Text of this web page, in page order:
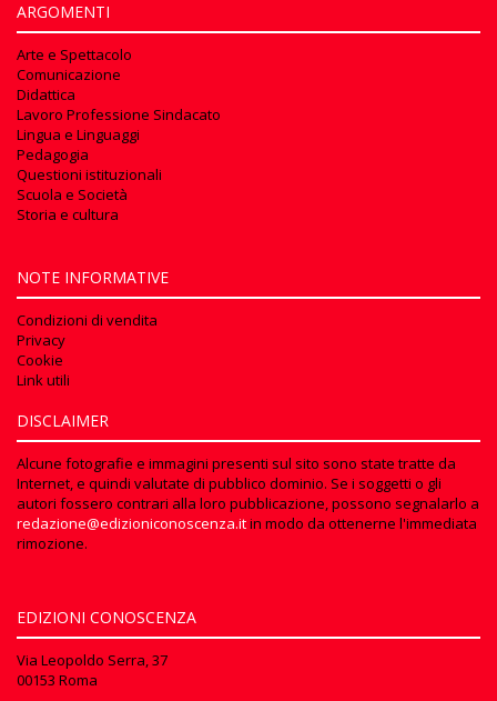
ARGOMENTI
Arte e Spettacolo
Comunicazione
Didattica
Lavoro Professione Sindacato
Lingua e Linguaggi
Pedagogia
Questioni istituzionali
Scuola e Società
Storia e cultura
NOTE INFORMATIVE
Condizioni di vendita
Privacy
Cookie
Link utili
DISCLAIMER
Alcune fotografie e immagini presenti sul sito sono state tratte da
Internet, e quindi valutate di pubblico dominio. Se i soggetti o gli
autori fossero contrari alla loro pubblicazione, possono segnalarlo a
redazione@edizioniconoscenza.itin modo da ottenerne l'immediata
rimozione.
EDIZIONI CONOSCENZA
Via Leopoldo Serra, 37
00153 Roma